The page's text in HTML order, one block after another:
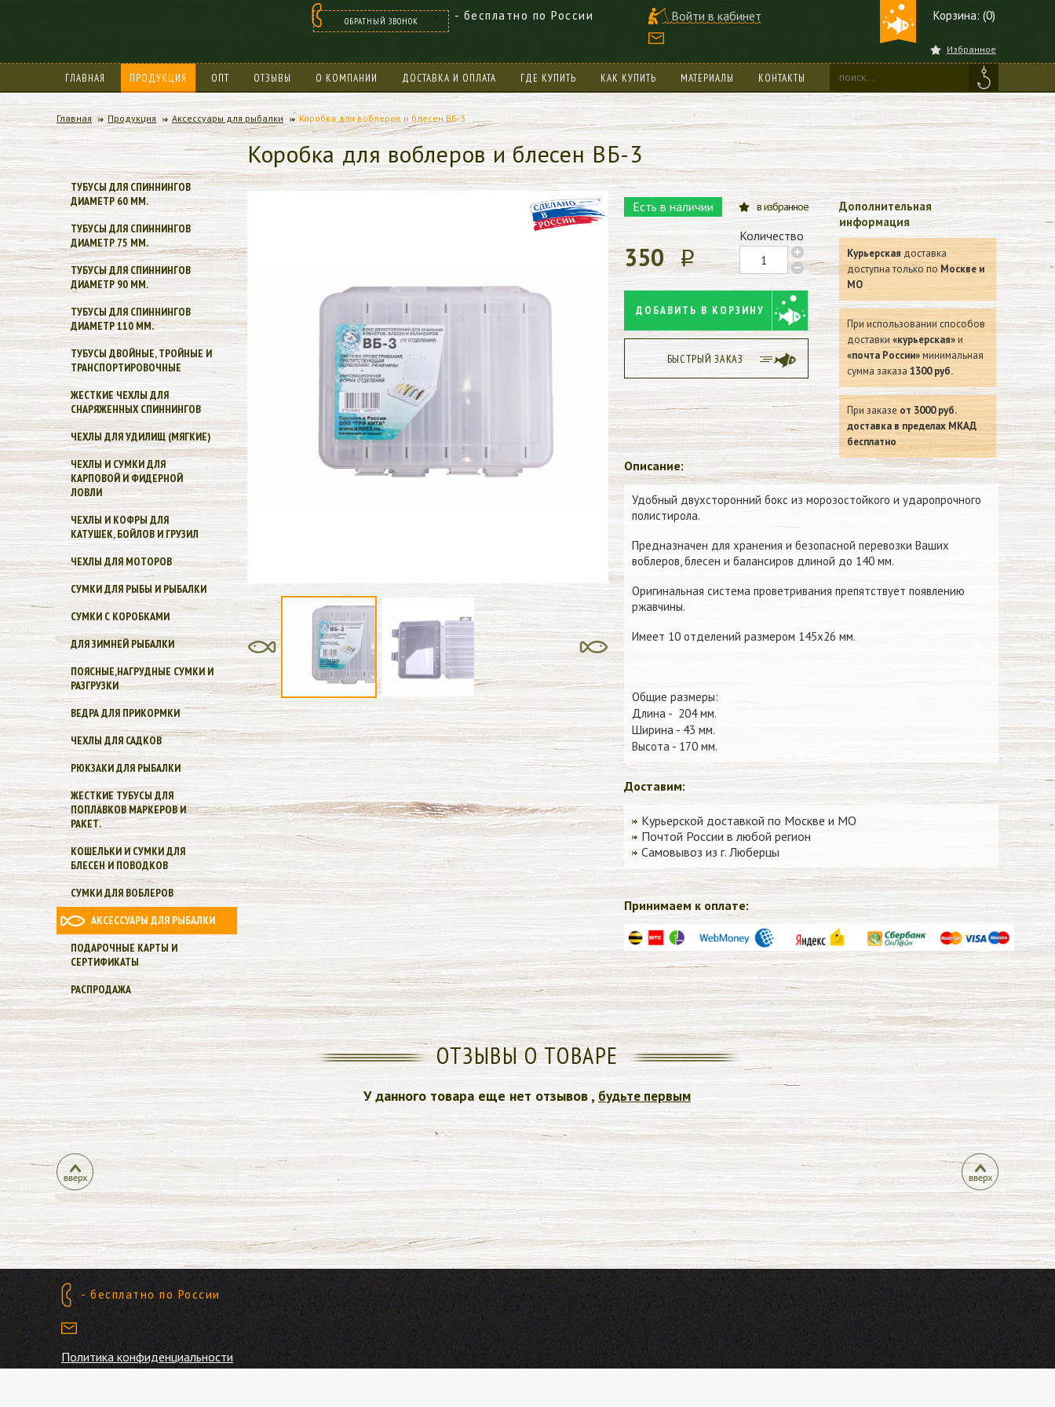
ОБРАТНЫЙ ЗВОНОК - бесплатно по России Войти в кабинет Корзина: (0)
Избранное
ГЛАВНАЯ ПРОДУКЦИЯ ОПТ ОТЗЫВЫ О КОМПАНИИ ДОСТАВКА И ОПЛАТА ГДЕ КУПИТЬ КАК КУПИТЬ МАТЕРИАЛЫ КОНТАКТЫ
БОНУСНАЯ ПРОГРАММА
Главная Продукция Аксессуары для рыбалки Коробка для воблеров и блесен ВБ-3
ТУБУСЫ ДЛЯ СПИННИНГОВ
ДИАМЕТР 60 ММ.
ТУБУСЫ ДЛЯ СПИННИНГОВ
ДИАМЕТР 75 ММ.
ТУБУСЫ ДЛЯ СПИННИНГОВ
ДИАМЕТР 90 ММ.
ТУБУСЫ ДЛЯ СПИННИНГОВ
ДИАМЕТР 110 ММ.
ТУБУСЫ ДВОЙНЫЕ, ТРОЙНЫЕ И
ТРАНСПОРТИРОВОЧНЫЕ
ЖЕСТКИЕ ЧЕХЛЫ ДЛЯ
СНАРЯЖЕННЫХ СПИННИНГОВ
ЧЕХЛЫ ДЛЯ УДИЛИЩ (МЯГКИЕ)
ЧЕХЛЫ И СУМКИ ДЛЯ
КАРПОВОЙ И ФИДЕРНОЙ
ЛОВЛИ
ЧЕХЛЫ И КОФРЫ ДЛЯ
КАТУШЕК, БОЙЛОВ И ГРУЗИЛ
ЧЕХЛЫ ДЛЯ МОТОРОВ
СУМКИ ДЛЯ РЫБЫ И РЫБАЛКИ
СУМКИ С КОРОБКАМИ
ДЛЯ ЗИМНЕЙ РЫБАЛКИ
ПОЯСНЫЕ,НАГРУДНЫЕ СУМКИ И
РАЗГРУЗКИ
ВЕДРА ДЛЯ ПРИКОРМКИ
ЧЕХЛЫ ДЛЯ САДКОВ
РЮКЗАКИ ДЛЯ РЫБАЛКИ
ЖЕСТКИЕ ТУБУСЫ ДЛЯ
ПОПЛАВКОВ МАРКЕРОВ И
РАКЕТ.
КОШЕЛЬКИ И СУМКИ ДЛЯ
БЛЕСЕН И ПОВОДКОВ
СУМКИ ДЛЯ ВОБЛЕРОВ
АКСЕССУАРЫ ДЛЯ РЫБАЛКИ
ПОДАРОЧНЫЕ КАРТЫ И
СЕРТИФИКАТЫ
РАСПРОДАЖА
Коробка для воблеров и блесен ВБ-3
Есть в наличии в избранное
350p
Количество
ДОБАВИТЬ В КОРЗИНУ
БЫСТРЫЙ ЗАКАЗ
Дополнительная
информация
Курьерская доставка
доступна только по Москве и
МО
При использовании способов
доставки «курьерская»и
«почта России»минимальная
сумма заказа 1300 руб.
При заказе от 3000 руб.
доставка в пределах МКАД
бесплатно
Описание:
Удобный двухсторонний бокс из морозостойкого и ударопрочного
полистирола.
Предназначен для хранения и безопасной перевозки Ваших
воблеров, блесен и балансиров длиной до 140 мм.
Оригинальная система проветривания препятствует появлению
ржавчины.
Имеет 10 отделений размером 145х26 мм.
Общие размеры:
Длина - 204 мм.
Ширина - 43 мм.
Высота - 170 мм.
Доставим:
Курьерской доставкой по Москве и МО
Почтой России в любой регион
Самовывоз из г. Люберцы
Принимаем к оплате:
ОТЗЫВЫ О ТОВАРЕ
У данного товара еще нет отзывов , будьте первым
- бесплатно по России
Политика конфиденциальности
Принимаем к оплате: